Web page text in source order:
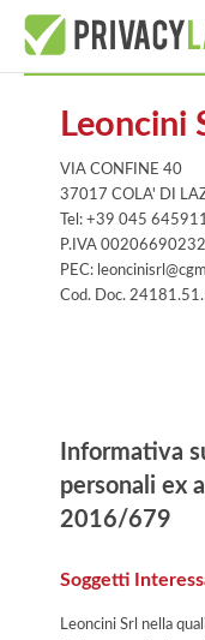
Leoncini
VIA CONFINE 40
37017 COLA' DI
Tel: +39 045
P.IVA 00206690232
PEC:
Cod. Doc.
Informativa
personali ex
2016/679
Soggetti
Leoncini Srl nella